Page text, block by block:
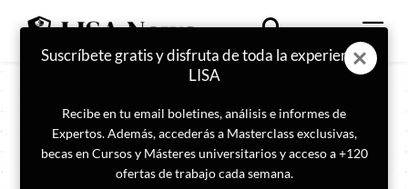
Suscríbete gratis y disfruta de toda la experiencia
LISA
Recibe en tu email boletines, análisis e informes de
Expertos. Además, accederás a Masterclass exclusivas,
becas en Cursos y Másteres universitarios y acceso a +120
ofertas de trabajo cada semana.